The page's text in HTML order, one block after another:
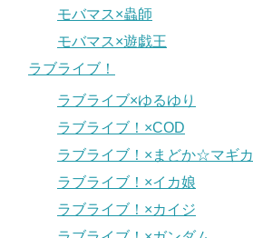
モバマス×蟲師
モバマス×遊戯王
ラブライブ！
ラブライブ×ゆるゆり
ラブライブ！×COD
ラブライブ！×まどか☆マギカ
ラブライブ！×イカ娘
ラブライブ！×カイジ